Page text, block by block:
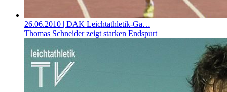
26.06.2010 | DAK Leichtathletik-Ga…
Thomas Schneider zeigt starken Endspurt